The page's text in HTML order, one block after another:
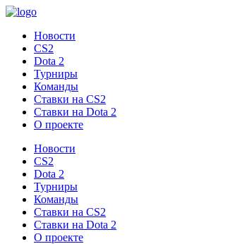
Новости
CS2
Dota 2
Турниры
Команды
Ставки на CS2
Ставки на Dota 2
О проекте
Новости
CS2
Dota 2
Турниры
Команды
Ставки на CS2
Ставки на Dota 2
О проекте